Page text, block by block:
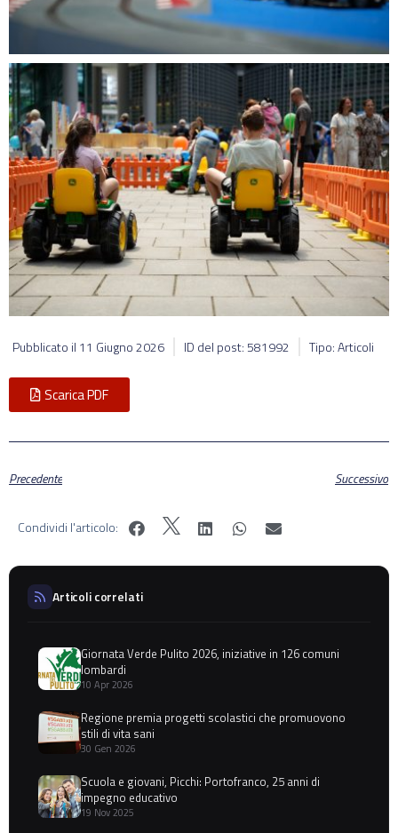
Pubblicato il 11 Giugno 2026 ID del post: 581992 Tipo: Articoli
Scarica PDF
Precedente Successivo
Condividi l'articolo:
Articoli correlati
Giornata Verde Pulito 2026, iniziative in 126 comuni
lombardi
10 Apr 2026
Regione premia progetti scolastici che promuovono
stili di vita sani
30 Gen 2026
Scuola e giovani, Picchi: Portofranco, 25 anni di
impegno educativo
19 Nov 2025